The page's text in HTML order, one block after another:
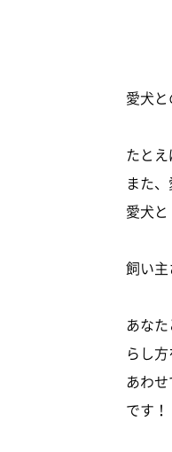
愛犬
たと
また
愛犬
飼い
あな
らし
あわ
です！